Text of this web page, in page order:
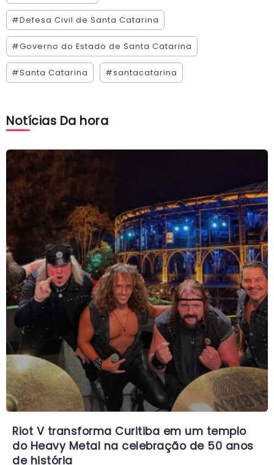
#Defesa Civil de Santa Catarina
#Governo do Estado de Santa Catarina
#Santa Catarina #santacatarina
Notícias Da hora
Riot V transforma Curitiba em um templo
do Heavy Metal na celebração de 50 anos
de história